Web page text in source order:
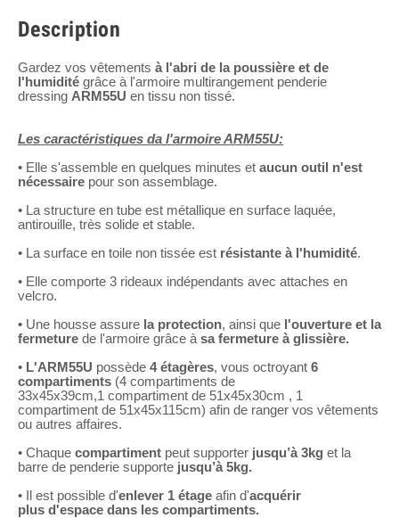
Description
Gardez vos vêtements à l'abri de la poussière et de
l'humidité grâce à l'armoire multirangement penderie
dressing ARM55U en tissu non tissé.
Les caractéristiques da l'armoire ARM55U:
• Elle s'assemble en quelques minutes et aucun outil n'est
nécessaire pour son assemblage.
• La structure en tube est métallique en surface laquée,
antirouille, très solide et stable.
• La surface en toile non tissée est résistante à l'humidité.
• Elle comporte 3 rideaux indépendants avec attaches en
velcro.
• Une housse assure la protection, ainsi que l'ouverture et la
fermeture de l'armoire grâce à sa fermeture à glissière.
• L'ARM55U possède 4 étagères, vous octroyant 6
compartiments (4 compartiments de
33x45x39cm,1 compartiment de 51x45x30cm , 1
compartiment de 51x45x115cm) afin de ranger vos vêtements
ou autres affaires.
• Chaque compartiment peut supporter jusqu’à 3kg et la
barre de penderie supporte jusqu’à 5kg.
• Il est possible d'enlever 1 étage afin d'acquérir
plus d'espace dans les compartiments.